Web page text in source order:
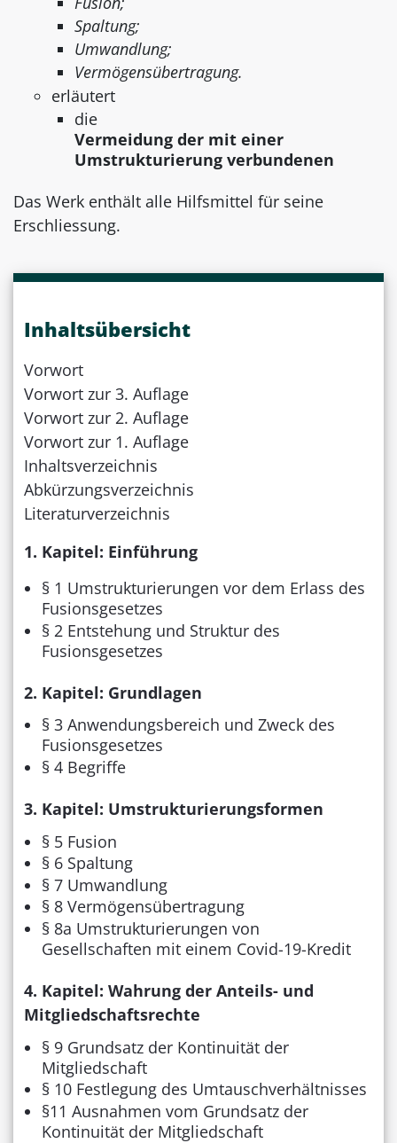
Spaltung;
Umwandlung;
Vermögensübertragung.
erläutert
die
Vermeidung der mit einer
Umstrukturierung verbundenen
Das Werk enthält alle Hilfsmittel für seine
Erschliessung.
Inhaltsübersicht
Vorwort
Vorwort zur 3. Auflage
Vorwort zur 2. Auflage
Vorwort zur 1. Auflage
Inhaltsverzeichnis
Abkürzungsverzeichnis
Literaturverzeichnis
1. Kapitel: Einführung
§ 1 Umstrukturierungen vor dem Erlass des
Fusionsgesetzes
§ 2 Entstehung und Struktur des
Fusionsgesetzes
2. Kapitel: Grundlagen
§ 3 Anwendungsbereich und Zweck des
Fusionsgesetzes
§ 4 Begriffe
3. Kapitel: Umstrukturierungsformen
§ 5 Fusion
§ 6 Spaltung
§ 7 Umwandlung
§ 8 Vermögensübertragung
§ 8a Umstrukturierungen von
Gesellschaften mit einem Covid-19-Kredit
4. Kapitel: Wahrung der Anteils- und
Mitgliedschaftsrechte
§ 9 Grundsatz der Kontinuität der
Mitgliedschaft
§ 10 Festlegung des Umtauschverhältnisses
§11 Ausnahmen vom Grundsatz der
Kontinuität der Mitgliedschaft